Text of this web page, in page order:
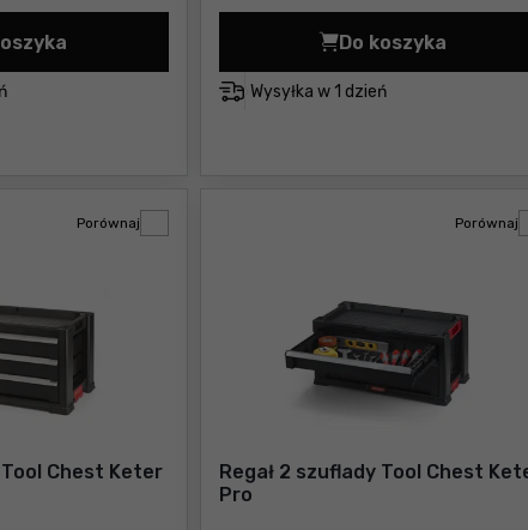
Kosz z 6 organizerami MULTI Qbrick System TWO BOX
Wysyłka w 1 dzień
Do koszyka
Skrzynka z
Chest Keter
Porównaj
Regał 2 szuflady Tool Chest
Pro
Porównaj